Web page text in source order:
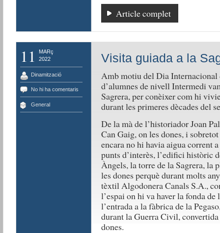
Article complet
11
MARç
2022
Dinamització
No hi ha comentaris
General
Visita guiada a la
Amb motiu del Dia Internacional
d’alumnes de nivell Intermedi
Sagrera, per conèixer com hi
durant les primeres dècades del
De la mà de l’historiador Joan
Can Gaig, on les dones, i
encara no hi havia aigua corrent
punts d’interès, l’edifici històric
Àngels, la torre de la Sagrera, la
les dones perquè durant molts
tèxtil Algodonera Canals S.A.,
l’espai on hi va haver la fonda
l’entrada a la fàbrica de la
durant la Guerra Civil,
dones.